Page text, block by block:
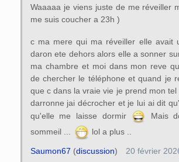
Waaaaa je viens juste de me réveiller
me suis coucher a 23h )
c ma mere qui ma réveiller elle avait
daron ete dehors alors elle a sonner
ma chambre et moi dans mon reve
de chercher le téléphone et quand je
que c dans la vraie vie je prend mon tel
darronne jai décrocher et je lui ai dit
qu'elle me laisse dormir
Mais
sommeil ...
lol a plus ..
Saumon67 (discussion) 20 février